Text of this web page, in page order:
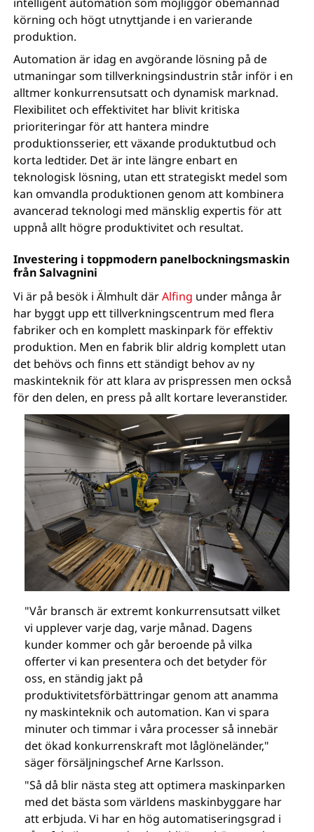
körning och högt utnyttjande i en varierande
produktion.
Automation är idag en avgörande lösning på de
utmaningar som tillverkningsindustrin står inför i en
alltmer konkurrensutsatt och dynamisk marknad.
Flexibilitet och effektivitet har blivit kritiska
prioriteringar för att hantera mindre
produktionsserier, ett växande produktutbud och
korta ledtider. Det är inte längre enbart en
teknologisk lösning, utan ett strategiskt medel som
kan omvandla produktionen genom att kombinera
avancerad teknologi med mänsklig expertis för att
uppnå allt högre produktivitet och resultat.
Investering i toppmodern panelbockningsmaskin
från Salvagnini
Vi är på besök i Älmhult därAlfing under många år
har byggt upp ett tillverkningscentrum med flera
fabriker och en komplett maskinpark för effektiv
produktion. Men en fabrik blir aldrig komplett utan
det behövs och finns ett ständigt behov av ny
maskinteknik för att klara av prispressen men också
för den delen, en press på allt kortare leveranstider.
"Vår bransch är extremt konkurrensutsatt vilket
vi upplever varje dag, varje månad. Dagens
kunder kommer och går beroende på vilka
offerter vi kan presentera och det betyder för
oss, en ständig jakt på
produktivitetsförbättringar genom att anamma
ny maskinteknik och automation. Kan vi spara
minuter och timmar i våra processer så innebär
det ökad konkurrenskraft mot låglöneländer,"
säger försäljningschef Arne Karlsson.
"Så då blir nästa steg att optimera maskinparken
med det bästa som världens maskinbyggare har
att erbjuda. Vi har en hög automatiseringsgrad i